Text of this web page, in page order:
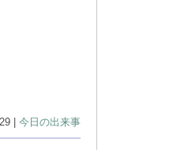
| 今日の出来事